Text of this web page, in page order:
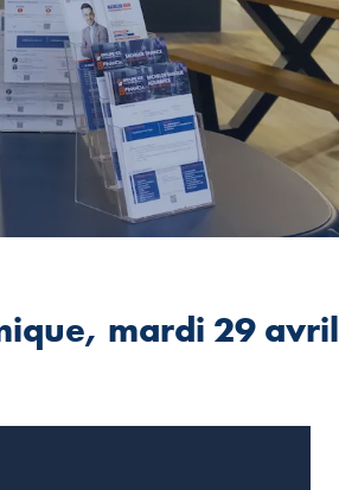
mardi 29 avril